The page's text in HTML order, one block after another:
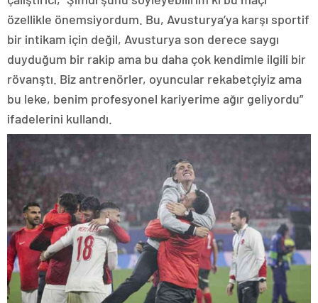
özellikle önemsiyordum. Bu, Avusturya’ya karşı sportif
bir intikam için değil, Avusturya son derece saygı
duyduğum bir rakip ama bu daha çok kendimle ilgili bir
rövanştı. Biz antrenörler, oyuncular rekabetçiyiz ama
bu leke, benim profesyonel kariyerime ağır geliyordu”
ifadelerini kullandı.